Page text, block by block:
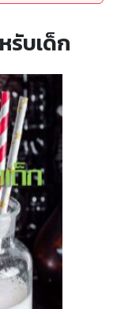
รับเด็ก